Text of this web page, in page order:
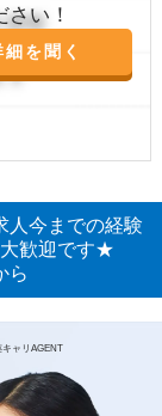
い！
を聞く
人今までの経験
大歓迎です★
ら
ャリAGENT